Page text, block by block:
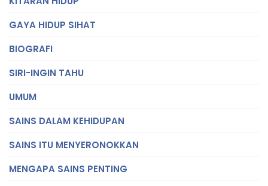
GAYA HIDUP SIHAT
BIOGRAFI
SIRI-INGIN TAHU
UMUM
SAINS DALAM KEHIDUPAN
SAINS ITU MENYERONOKKAN
MENGAPA SAINS PENTING